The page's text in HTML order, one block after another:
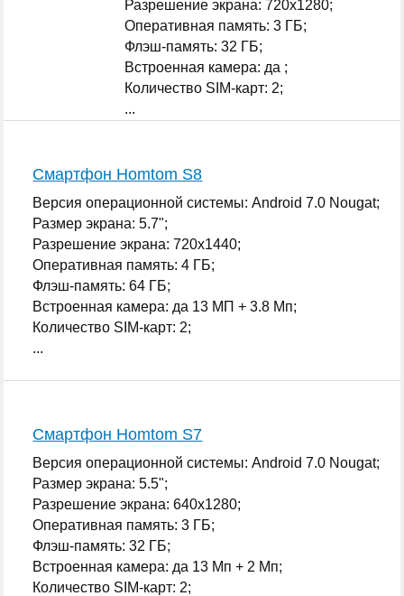
Разрешение экрана: 720x1280;
Оперативная память: 3 ГБ;
Флэш-память: 32 ГБ;
Встроенная камера: да ;
Количество SIM-карт: 2;
...
Смартфон Homtom S8
Версия операционной системы: Android 7.0 Nougat;
Размер экрана: 5.7";
Разрешение экрана: 720x1440;
Оперативная память: 4 ГБ;
Флэш-память: 64 ГБ;
Встроенная камера: да 13 МП + 3.8 Мп;
Количество SIM-карт: 2;
...
Смартфон Homtom S7
Версия операционной системы: Android 7.0 Nougat;
Размер экрана: 5.5";
Разрешение экрана: 640x1280;
Оперативная память: 3 ГБ;
Флэш-память: 32 ГБ;
Встроенная камера: да 13 Мп + 2 Мп;
Количество SIM-карт: 2;